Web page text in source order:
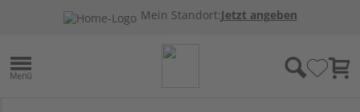
Mein Standort:Jetzt angeben